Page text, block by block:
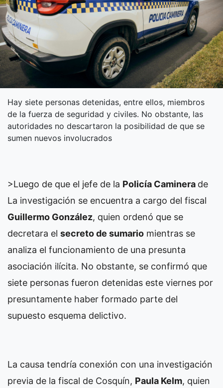
Hay siete personas detenidas, entre ellos, miembros
de la fuerza de seguridad y civiles. No obstante, las
autoridades no descartaron la posibilidad de que se
sumen nuevos involucrados
>Luego de que el jefe de la Policía Caminera de
La investigación se encuentra a cargo del fiscal
Guillermo González, quien ordenó que se
decretara el secreto de sumario mientras se
analiza el funcionamiento de una presunta
asociación ilícita. No obstante, se confirmó que
siete personas fueron detenidas este viernes por
presuntamente haber formado parte del
supuesto esquema delictivo.
La causa tendría conexión con una investigación
previa de la fiscal de Cosquín, Paula Kelm, quien